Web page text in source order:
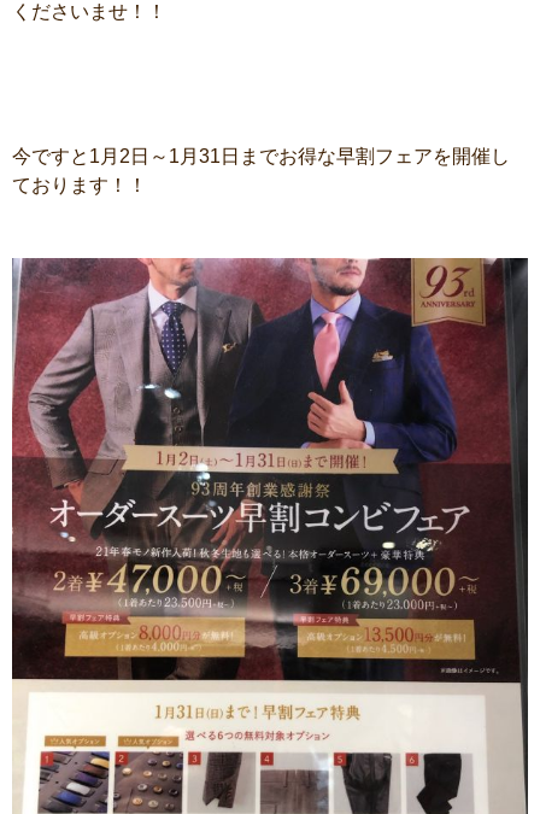
くださいませ！！
今ですと1月2日～1月31日までお得な早割フェアを開催し
ております！！